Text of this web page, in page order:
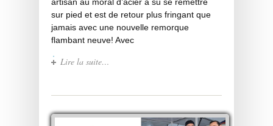
artisan au moral d’acier a su se remettre
sur pied et est de retour plus fringant que
jamais avec une nouvelle remorque
flambant neuve! Avec
Lire la suite…